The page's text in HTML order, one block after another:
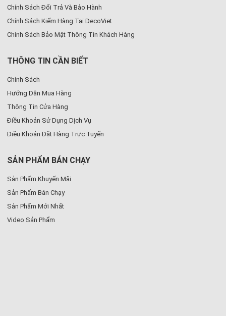
Chính Sách Đổi Trả Và Bảo Hành
Chính Sách Kiểm Hàng Tại DecoViet
Chính Sách Bảo Mật Thông Tin Khách Hàng
THÔNG TIN CẦN BIẾT
Chính Sách
Hướng Dẫn Mua Hàng
Thông Tin Cửa Hàng
Điều Khoản Sử Dụng Dịch Vụ
Điều Khoản Đặt Hàng Trực Tuyến
SẢN PHẨM BÁN CHẠY
Sản Phẩm Khuyến Mãi
Sản Phẩm Bán Chạy
Sản Phẩm Mới Nhất
Video Sản Phẩm